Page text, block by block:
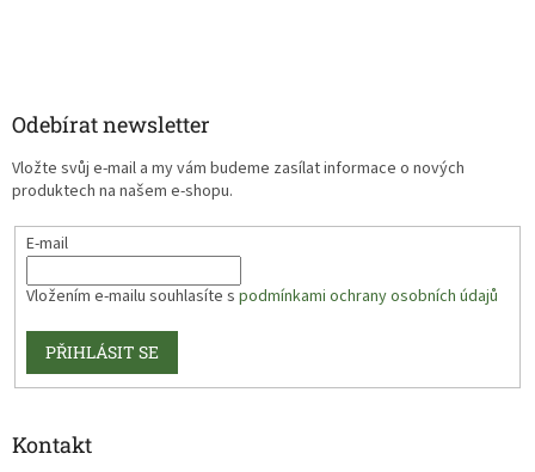
Odebírat newsletter
Vložte svůj e-mail a my vám budeme zasílat informace o nových
produktech na našem e-shopu.
E-mail
Vložením e-mailu souhlasíte s podmínkami ochrany osobních údajů
PŘIHLÁSIT SE
Kontakt